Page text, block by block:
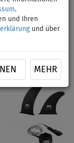
.
und Ihren
und über
MEHRNext